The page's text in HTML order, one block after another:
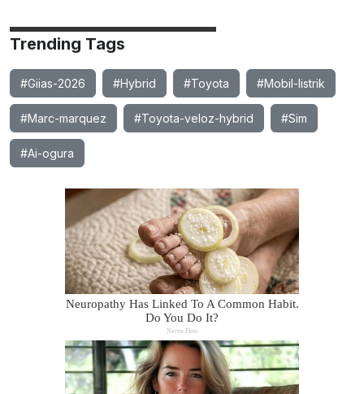
Trending Tags
#Giias-2026 #Hybrid #Toyota #Mobil-listrik
#Marc-marquez #Toyota-veloz-hybrid #Sim
#Ai-ogura